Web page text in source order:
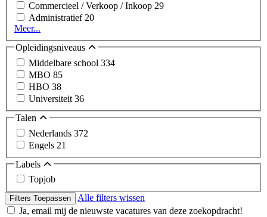
Commercieel / Verkoop / Inkoop 29
Administratief20
Meer...
Opleidingsniveaus
Middelbare school 334
MBO 85
HBO 38
Universiteit 36
Talen
Nederlands 372
Engels 21
Labels
Topjob
Filters Toepassen
Alle filters wissen
Ja, email mij de nieuwste vacatures van deze zoekopdracht!